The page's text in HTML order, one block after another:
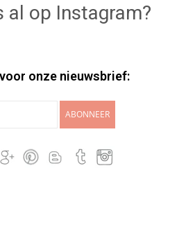
al op Instagram?
onze nieuwsbrief:
ABONNEER